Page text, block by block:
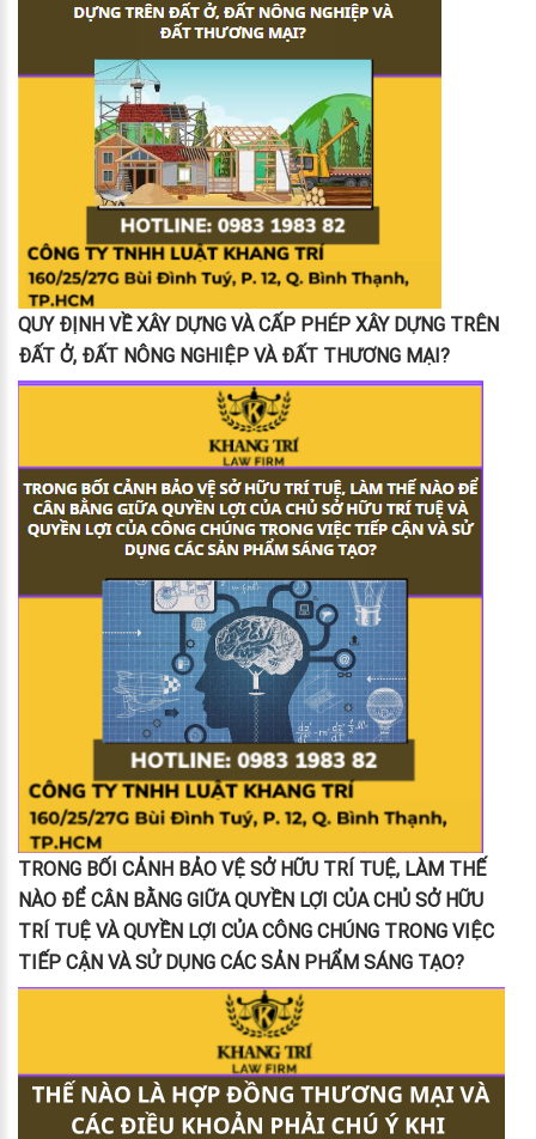
QUY ĐỊNH VỀ XÂY DỰNG VÀ CẤP PHÉP XÂY DỰNG TRÊN
ĐẤT Ở, ĐẤT NÔNG NGHIỆP VÀ ĐẤT THƯƠNG MẠI?
TRONG BỐI CẢNH BẢO VỆ SỞ HỮU TRÍ TUỆ, LÀM THẾ
NÀO ĐỂ CÂN BẰNG GIỮA QUYỀN LỢI CỦA CHỦ SỞ HỮU
TRÍ TUỆ VÀ QUYỀN LỢI CỦA CÔNG CHÚNG TRONG VIỆC
TIẾP CẬN VÀ SỬ DỤNG CÁC SẢN PHẨM SÁNG TẠO?